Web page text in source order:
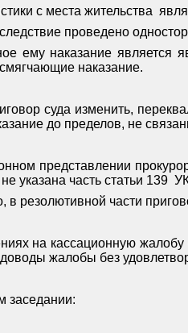
с места жительства
проведено
ему наказание является
наказание.
суда изменить,
до пределов, не
представлении
указана часть статьи 139
в резолютивной части
на кассационную
доводы жалобы без
заседании: